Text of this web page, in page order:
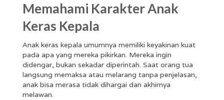
Memahami Karakter Anak
Keras Kepala
Anak keras kepala umumnya memiliki keyakinan kuat
pada apa yang mereka pikirkan. Mereka ingin
didengar, bukan sekadar diperintah. Saat orang tua
langsung memaksa atau melarang tanpa penjelasan,
anak bisa merasa tidak dihargai dan akhirnya
melawan.